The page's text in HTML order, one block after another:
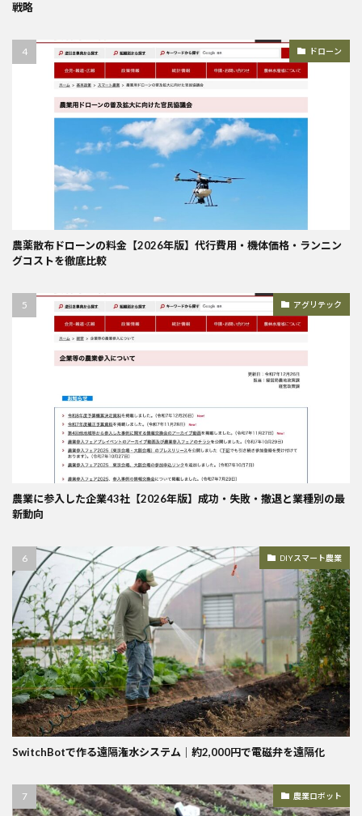
戦略
ドローン
農薬散布ドローンの料金【2026年版】代行費用・機体価格・ランニン
グコストを徹底比較
アグリテック
農業に参入した企業43社【2026年版】成功・失敗・撤退と業種別の最
新動向
DIYスマート農業
SwitchBotで作る遠隔潅水システム｜約2,000円で電磁弁を遠隔化
農業ロボット